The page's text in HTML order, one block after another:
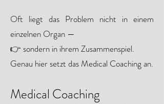
Oft liegt das Problem nicht in einem
einzelnen Organ —
👉 sondern in ihrem Zusammenspiel.
Genau hier setzt das Medical Coaching an.
Medical Coaching